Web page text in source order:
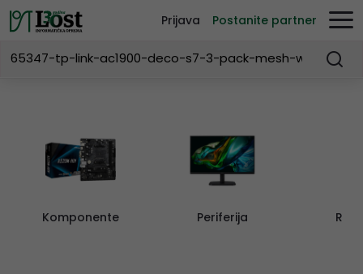
Prijava Postanite partner
Komponente Periferija